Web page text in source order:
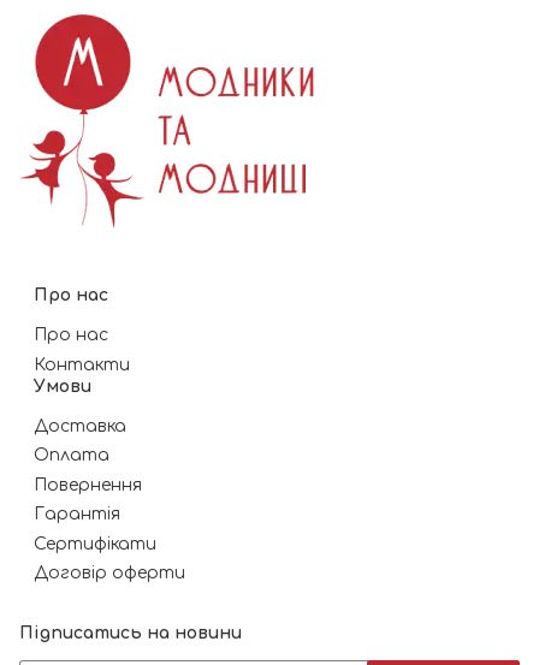
Про нас
Про нас
Контакти
Умови
Доставка
Оплата
Повернення
Гарантія
Сертифікати
Договір оферти
Підписатись на новини